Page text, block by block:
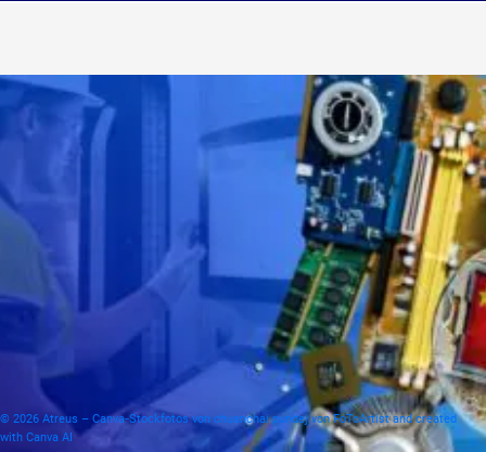
© 2026 Atreus – Canva‑Stockfotos von chuanchai pundej von FoToArtist and created
with Canva AI